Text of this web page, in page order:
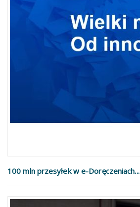
100 mln przesyłek w e-Doręczeniach...